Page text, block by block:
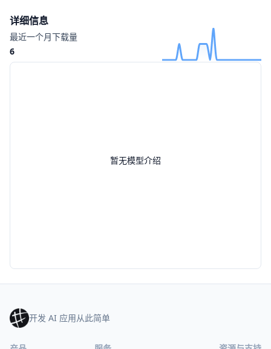
暂无模型介绍
详细信息
最近一个月下载量
6
开发 AI 应用从此简单